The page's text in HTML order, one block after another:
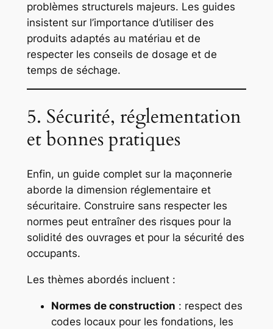
problèmes structurels majeurs. Les guides
insistent sur l’importance d’utiliser des
produits adaptés au matériau et de
respecter les conseils de dosage et de
temps de séchage.
5. Sécurité, réglementation
et bonnes pratiques
Enfin, un guide complet sur la maçonnerie
aborde la dimension réglementaire et
sécuritaire. Construire sans respecter les
normes peut entraîner des risques pour la
solidité des ouvrages et pour la sécurité des
occupants.
Les thèmes abordés incluent :
Normes de construction : respect des
codes locaux pour les fondations, les